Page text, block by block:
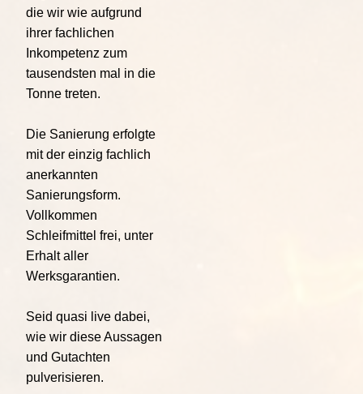
die wir wie aufgrund
ihrer fachlichen
Inkompetenz zum
tausendsten mal in die
Tonne treten.
Die Sanierung erfolgte
mit der einzig fachlich
anerkannten
Sanierungsform.
Vollkommen
Schleifmittel frei, unter
Erhalt aller
Werksgarantien.
Seid quasi live dabei,
wie wir diese Aussagen
und Gutachten
pulverisieren.